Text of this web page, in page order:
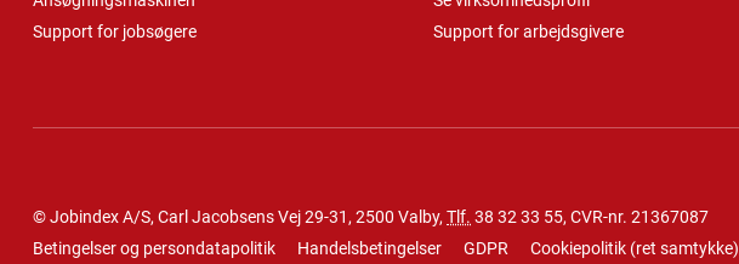
Support for jobsøgere
Support for arbejdsgivere
© Jobindex A/S, Carl Jacobsens Vej 29-31, 2500 Valby, Tlf. 38 32 33 55, CVR-nr. 21367087
Betingelser og persondatapolitik
Handelsbetingelser GDPR Cookiepolitik (ret samtykke)